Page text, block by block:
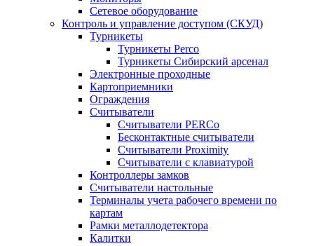
Сетевое оборудование
Контроль и управление доступом (СКУД)
Турникеты
Турникеты Perco
Турникеты Сибирский арсенал
Электронные проходные
Картоприемники
Ограждения
Считыватели
Считыватели PERCo
Бесконтактные считыватели
Считыватели Proximity
Считыватели с клавиатурой
Контроллеры замков
Считыватели настольные
Терминалы учета рабочего времени по
картам
Рамки металлодетектора
Калитки